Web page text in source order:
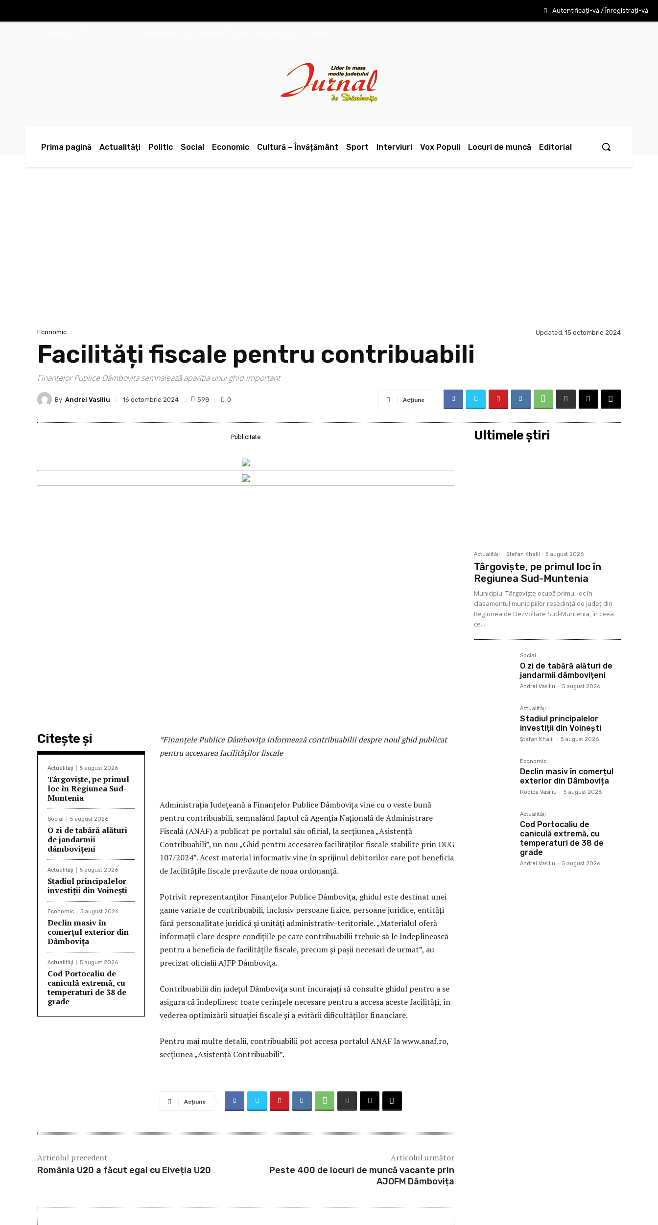
Autentificați-vă / Înregistrați-vă
Prima pagină Actualități Politic Social Economic Cultură – Învățământ Sport Interviuri Vox Populi Locuri de muncă Editorial
Economic Updated: 15 octombrie 2024
Facilități fiscale pentru contribuabili
Finanțelor Publice Dâmbovița semnalează apariția unui ghid important
By Andrei Vasiliu 16 octombrie 2024 598 0 Acțiune
Publicitate
Citeşte şi
Actualităţi 5 august 2026
Târgoviște, pe primul
loc în Regiunea Sud-
Muntenia
Social 5 august 2026
O zi de tabără alături
de jandarmii
dâmbovițeni
Actualităţi 5 august 2026
Stadiul principalelor
investiții din Voinești
Economic 5 august 2026
Declin masiv în
comerțul exterior din
Dâmbovița
Actualităţi 5 august 2026
Cod Portocaliu de
caniculă extremă, cu
temperaturi de 38 de
grade
*Finanțele Publice Dâmbovița informează contribuabilii despre noul ghid publicat
pentru accesarea facilităților fiscale
Administrația Județeană a Finanțelor Publice Dâmbovița vine cu o veste bună
pentru contribuabili, semnalând faptul că Agenția Națională de Administrare
Fiscală (ANAF) a publicat pe portalul său oficial, la secțiunea „Asistență
Contribuabili”, un nou „Ghid pentru accesarea facilităților fiscale stabilite prin OUG
107/2024”. Acest material informativ vine în sprijinul debitorilor care pot beneficia
de facilitățile fiscale prevăzute de noua ordonanță.
Potrivit reprezentanților Finanțelor Publice Dâmbovița, ghidul este destinat unei
game variate de contribuabili, inclusiv persoane fizice, persoane juridice, entități
fără personalitate juridică și unități administrativ-teritoriale. „Materialul oferă
informații clare despre condițiile pe care contribuabilii trebuie să le îndeplinească
pentru a beneficia de facilitățile fiscale, precum și pașii necesari de urmat”, au
precizat oficialii AJFP Dâmbovița.
Contribuabilii din județul Dâmbovița sunt încurajați să consulte ghidul pentru a se
asigura că îndeplinesc toate cerințele necesare pentru a accesa aceste facilități, în
vederea optimizării situației fiscale și a evitării dificultăților financiare.
Pentru mai multe detalii, contribuabilii pot accesa portalul ANAF la www.anaf.ro,
secțiunea „Asistență Contribuabili”.
Acțiune
Articolul precedent
România U20 a făcut egal cu Elveția U20
Articolul următor
Peste 400 de locuri de muncă vacante prin
AJOFM Dâmbovița
Ultimele ştiri
Actualităţi Ştefan Khalil - 5 august 2026
Târgoviște, pe primul loc în
Regiunea Sud-Muntenia
Municipiul Târgoviște ocupă primul loc în
clasamentul municipiilor reședință de județ din
Regiunea de Dezvoltare Sud-Muntenia, în ceea
ce...
Social
O zi de tabără alături de
jandarmii dâmbovițeni
Andrei Vasiliu - 5 august 2026
Actualităţi
Stadiul principalelor
investiții din Voinești
Ştefan Khalil - 5 august 2026
Economic
Declin masiv în comerțul
exterior din Dâmbovița
Rodica Vasiliu - 5 august 2026
Actualităţi
Cod Portocaliu de
caniculă extremă, cu
temperaturi de 38 de
grade
Andrei Vasiliu - 5 august 2026